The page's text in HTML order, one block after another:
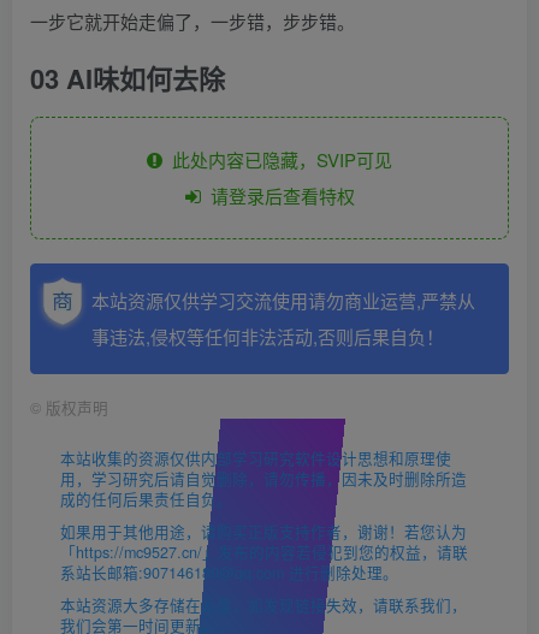
一步它就开始走偏了，一步错，步步错。
03 AI味如何去除
此处内容已隐藏，SVIP可见
请登录后查看特权
本站资源仅供学习交流使用请勿商业运营,严禁从
事违法,侵权等任何非法活动,否则后果自负！
© 版权声明
本站收集的资源仅供内部学习研究软件设计思想和原理使
用，学习研究后请自觉删除，请勿传播，因未及时删除所造
成的任何后果责任自负。
如果用于其他用途，请购买正版支持作者，谢谢！若您认为
「https://mc9527.cn/」发布的内容若侵犯到您的权益，请联
系站长邮箱:907146180@qq.com 进行删除处理。
本站资源大多存储在云盘，如发现链接失效，请联系我们，
我们会第一时间更新。